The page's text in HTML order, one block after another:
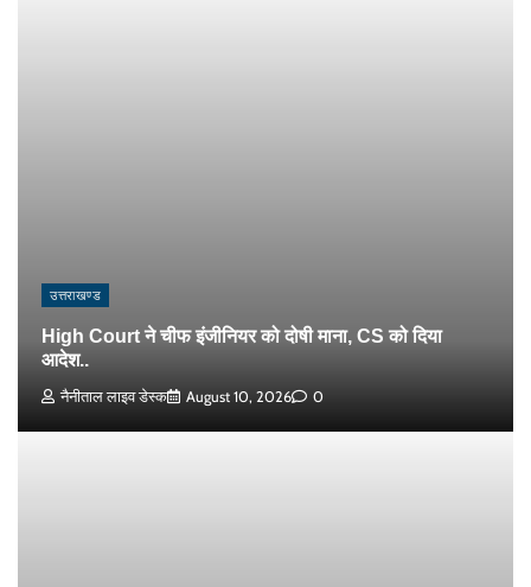
उत्तराखण्ड
High Court ने चीफ इंजीनियर को दोषी माना, CS को दिया
आदेश..
नैनीताल लाइव डेस्क August 10, 2026 0